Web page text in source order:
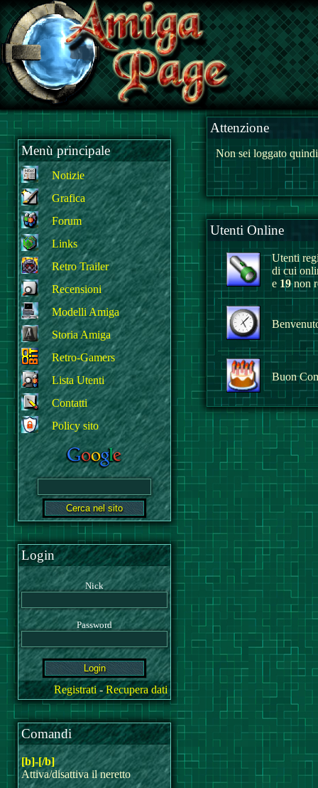
Menù principale
Notizie
Grafica
Forum
Links
Retro Trailer
Recensioni
Modelli Amiga
Storia Amiga
Retro-Gamers
Lista Utenti
Contatti
Policy sito
Login
Nick
Password
Registrati-Recupera dati
Comandi
[b]-[/b]
Attiva/disattiva il neretto
Attenzione
Non sei loggato
Utenti Online
Utenti
di cui
e 19non
Buon